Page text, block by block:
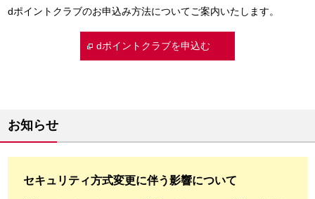
dポイントクラブのお申込み方法についてご案内いたします。
dポイントクラブを申込む
お知らせ
セキュリティ方式変更に伴う影響について